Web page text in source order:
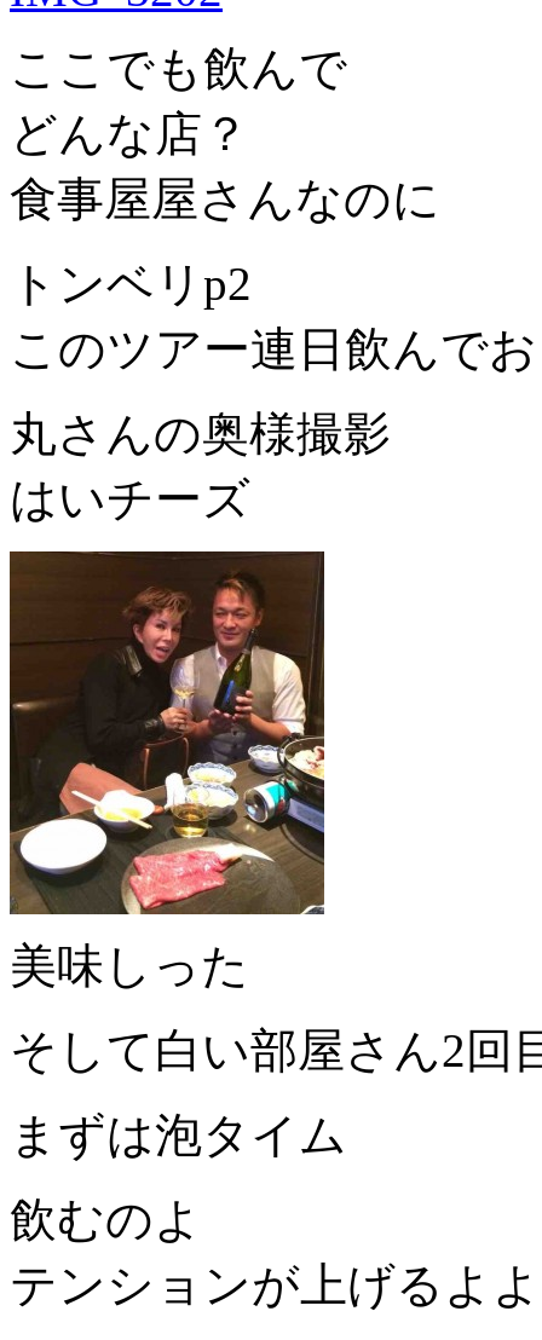
ここでも飲んで
どんな店？
食事屋屋さんなのに
トンベリp2
このツアー連日飲んで
丸さんの奥様撮影
はいチーズ
美味しった
そして白い部屋さん2回
まずは泡タイム
飲むのよ
テンションが上げるよよ